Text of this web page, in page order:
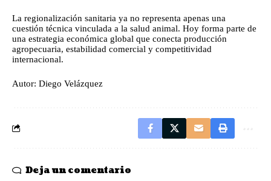
La regionalización sanitaria ya no representa apenas una
cuestión técnica vinculada a la salud animal. Hoy forma parte de
una estrategia económica global que conecta producción
agropecuaria, estabilidad comercial y competitividad
internacional.
Autor: Diego Velázquez
Deja un comentario